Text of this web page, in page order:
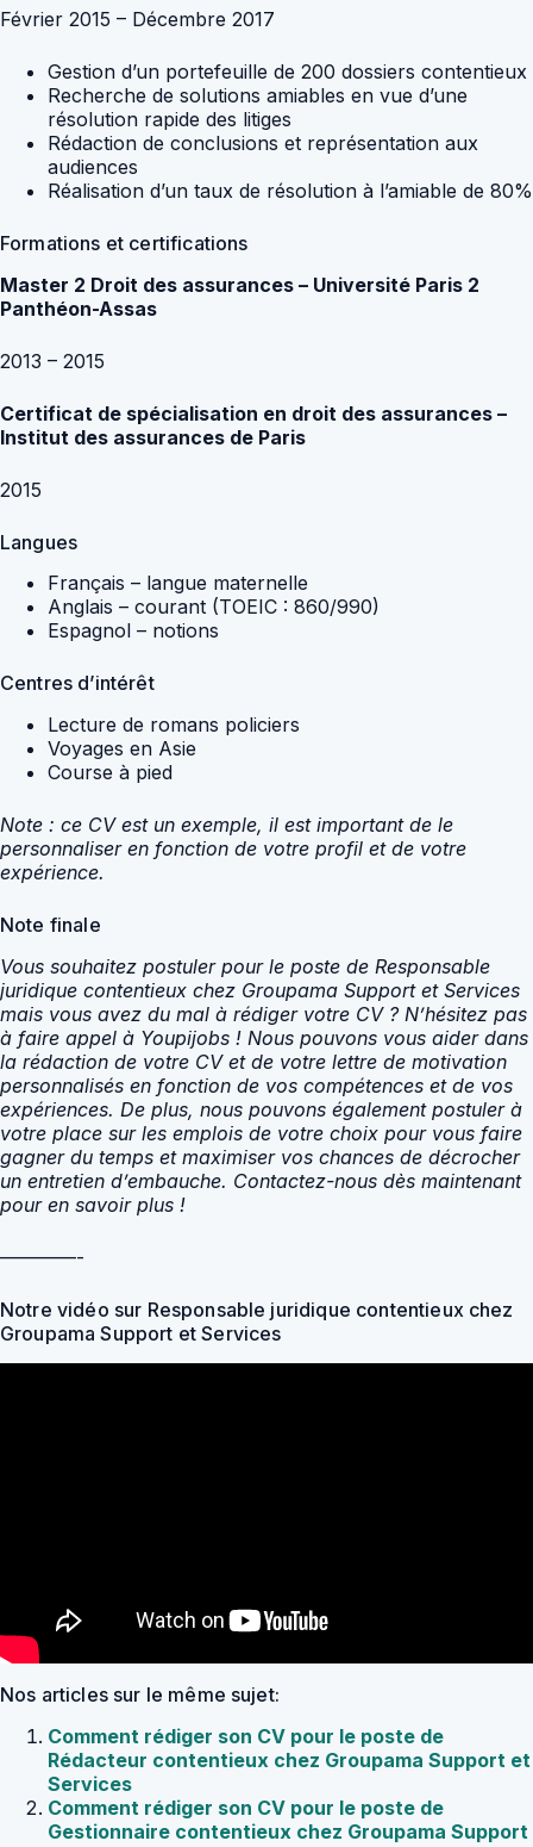
Février 2015 – Décembre 2017
Gestion d’un portefeuille de 200 dossiers contentieux
Recherche de solutions amiables en vue d’une
résolution rapide des litiges
Rédaction de conclusions et représentation aux
audiences
Réalisation d’un taux de résolution à l’amiable de 80%
Formations et certifications
Master 2 Droit des assurances – Université Paris 2
Panthéon-Assas
2013 – 2015
Certificat de spécialisation en droit des assurances –
Institut des assurances de Paris
2015
Langues
Français – langue maternelle
Anglais – courant (TOEIC : 860/990)
Espagnol – notions
Centres d’intérêt
Lecture de romans policiers
Voyages en Asie
Course à pied
Note : ce CV est un exemple, il est important de le
personnaliser en fonction de votre profil et de votre
expérience.
Note finale
Vous souhaitez postuler pour le poste de Responsable
juridique contentieux chez Groupama Support et Services
mais vous avez du mal à rédiger votre CV ? N’hésitez pas
à faire appel à Youpijobs ! Nous pouvons vous aider dans
la rédaction de votre CV et de votre lettre de motivation
personnalisés en fonction de vos compétences et de vos
expériences. De plus, nous pouvons également postuler à
votre place sur les emplois de votre choix pour vous faire
gagner du temps et maximiser vos chances de décrocher
un entretien d’embauche. Contactez-nous dès maintenant
pour en savoir plus !
————-
Notre vidéo sur Responsable juridique contentieux chez
Groupama Support et Services
Nos articles sur le même sujet:
Comment rédiger son CV pour le poste de
Rédacteur contentieux chez Groupama Support et
Services
Comment rédiger son CV pour le poste de
Gestionnaire contentieux chez Groupama Support